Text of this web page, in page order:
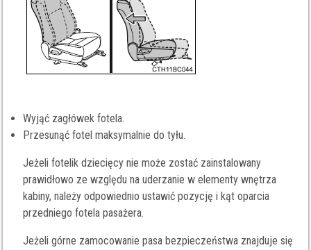
Wyjąć zagłówek fotela.
Przesunąć fotel maksymalnie do tyłu.
Jeżeli fotelik dziecięcy nie może zostać zainstalowany
prawidłowo ze względu na uderzanie w elementy wnętrza
kabiny, należy odpowiednio ustawić pozycję i kąt oparcia
przedniego fotela pasażera.
Jeżeli górne zamocowanie pasa bezpieczeństwa znajduje się